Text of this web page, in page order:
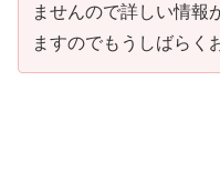
ませんので詳しい情報
ますのでもうしばらく